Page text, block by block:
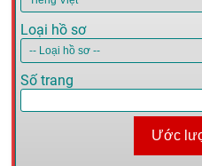
Loại hồ sơ
Số trang
Ước